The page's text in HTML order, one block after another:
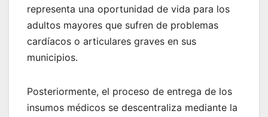
representa una oportunidad de vida para los
adultos mayores que sufren de problemas
cardíacos o articulares graves en sus
municipios.
Posteriormente, el proceso de entrega de los
insumos médicos se descentraliza mediante la